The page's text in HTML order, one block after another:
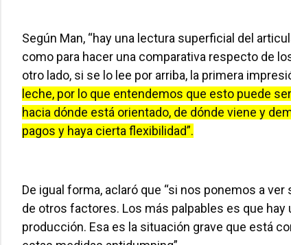
Según Man, “hay una lectura superficial del
como para hacer una comparativa respecto de
otro lado, si se lo lee por arriba, la primera
leche, por lo que entendemos que esto puede
hacia dónde está orientado, de dónde viene y
pagos y haya cierta flexibilidad”.
De igual forma, aclaró que “si nos ponemos a
de otros factores. Los más palpables es que hay
producción. Esa es la situación grave que está